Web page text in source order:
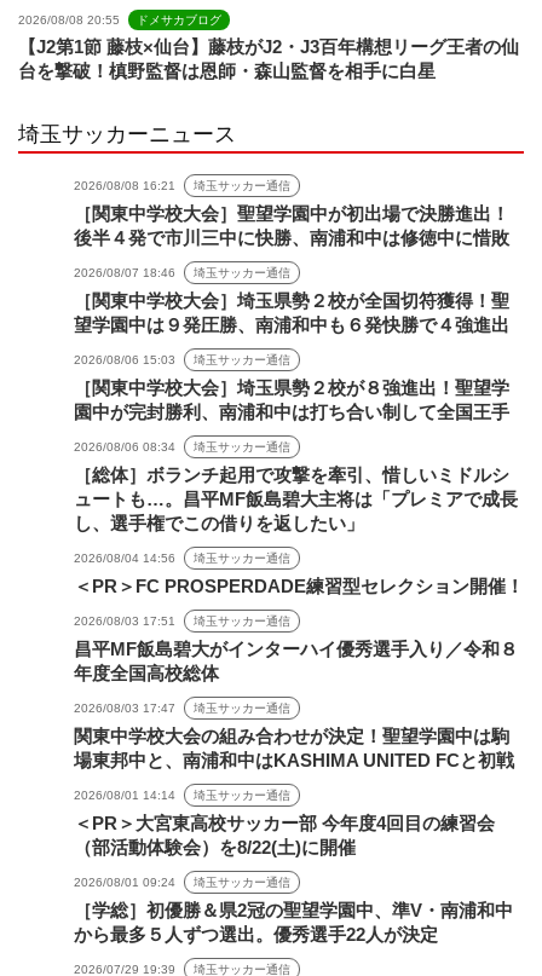
2026/08/08 20:55 ドメサカブログ
【J2第1節 藤枝×仙台】藤枝がJ2・J3百年構想リーグ王者の仙
台を撃破！槙野監督は恩師・森山監督を相手に白星
埼玉サッカーニュース
2026/08/08 16:21 埼玉サッカー通信
［関東中学校大会］聖望学園中が初出場で決勝進出！
後半４発で市川三中に快勝、南浦和中は修徳中に惜敗
2026/08/07 18:46 埼玉サッカー通信
［関東中学校大会］埼玉県勢２校が全国切符獲得！聖
望学園中は９発圧勝、南浦和中も６発快勝で４強進出
2026/08/06 15:03 埼玉サッカー通信
［関東中学校大会］埼玉県勢２校が８強進出！聖望学
園中が完封勝利、南浦和中は打ち合い制して全国王手
2026/08/06 08:34 埼玉サッカー通信
［総体］ボランチ起用で攻撃を牽引、惜しいミドルシ
ュートも…。昌平MF飯島碧大主将は「プレミアで成長
し、選手権でこの借りを返したい」
2026/08/04 14:56 埼玉サッカー通信
＜PR＞FC PROSPERDADE練習型セレクション開催！
2026/08/03 17:51 埼玉サッカー通信
昌平MF飯島碧大がインターハイ優秀選手入り／令和８
年度全国高校総体
2026/08/03 17:47 埼玉サッカー通信
関東中学校大会の組み合わせが決定！聖望学園中は駒
場東邦中と、南浦和中はKASHIMA UNITED FCと初戦
2026/08/01 14:14 埼玉サッカー通信
＜PR＞大宮東高校サッカー部 今年度4回目の練習会
（部活動体験会）を8/22(土)に開催
2026/08/01 09:24 埼玉サッカー通信
［学総］初優勝＆県2冠の聖望学園中、準V・南浦和中
から最多５人ずつ選出。優秀選手22人が決定
2026/07/29 19:39 埼玉サッカー通信